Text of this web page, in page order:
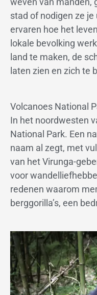
stad of nodigen ze
ervaren hoe het
lokale bevolking
land te maken, de
laten zien en zich te
Volcanoes National
In het noordwesten
National Park. Een
naam al zegt, met
van het Virunga-
voor
redenen waarom
berggorilla’s, een